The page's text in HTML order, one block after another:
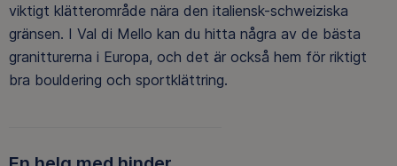
viktigt klätterområde nära den italiensk-schweiziska
gränsen. I Val di Mello kan du hitta några av de bästa
granitturerna i Europa, och det är också hem för riktigt
bra bouldering och sportklättring.